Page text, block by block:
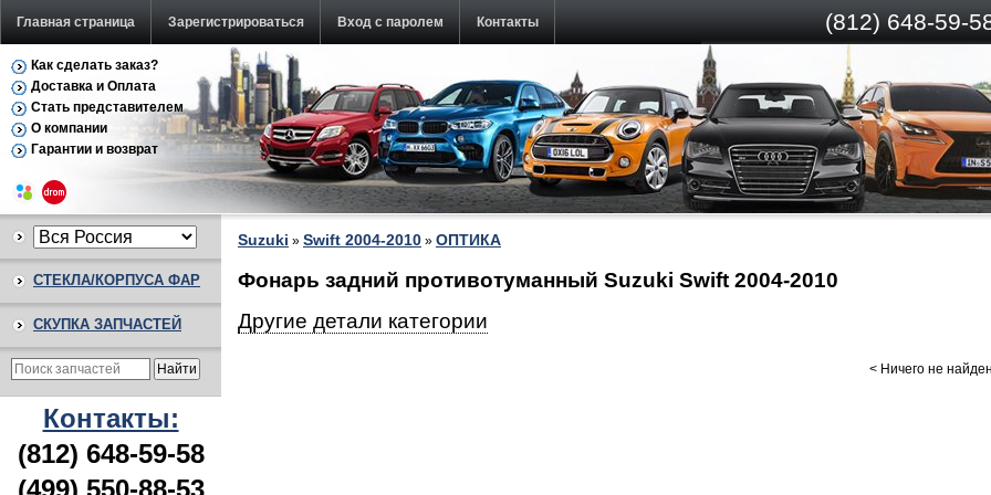
Главная страница Зарегистрироваться Вход с паролем Контакты (812) 648-59-
Как сделать заказ?
Доставка и Оплата
Стать представителем
О компании
Гарантии и возврат
СТЕКЛА/КОРПУСА ФАР
СКУПКА ЗАПЧАСТЕЙ
Контакты:
(812) 648-59-58
(499) 550-88-53
Suzuki » Swift 2004-2010 » ОПТИКА
Фонарь задний противотуманный Suzuki Swift 2004-2010
Другие детали категории
< Ничего не